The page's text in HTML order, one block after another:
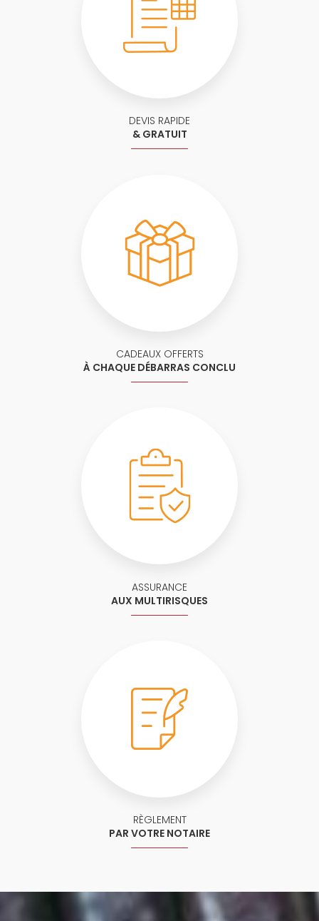
DEVIS RAPIDE
& GRATUIT
CADEAUX OFFERTS
À CHAQUE DÉBARRAS CONCLU
ASSURANCE
AUX MULTIRISQUES
RÈGLEMENT
PAR VOTRE NOTAIRE